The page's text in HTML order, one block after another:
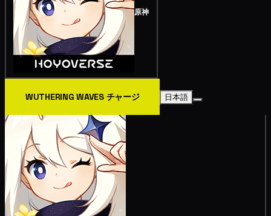
原神
WUTHERING WAVES チャージ 日本語